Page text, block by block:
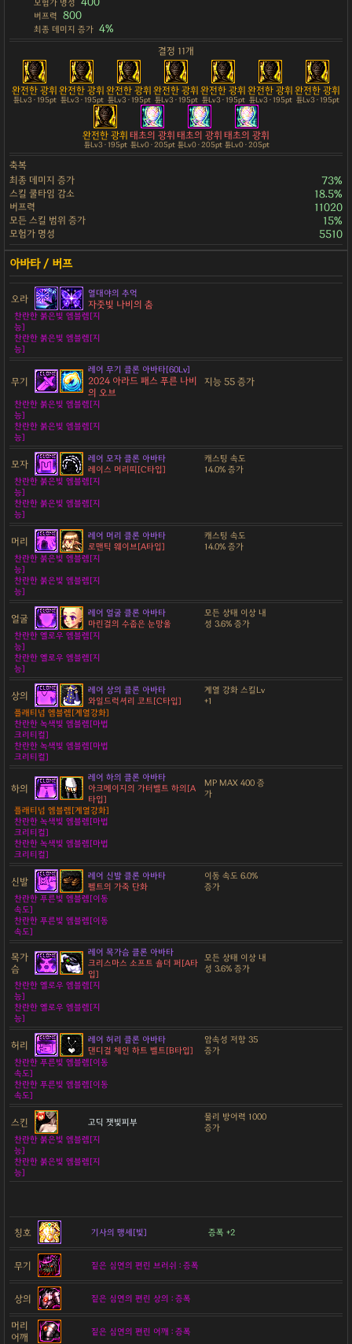
모험가 명성
버프력 800
최종 데미지 증가 4%
결정 11개
완전한 광휘
튠Lv3 · 195pt
완전한 광휘
튠Lv3 · 195pt
완전한 광휘
튠Lv3 · 195pt
완전한 광휘
튠Lv3 · 195pt
완전한 광휘
튠Lv3 · 195pt
완전한 광휘
튠Lv3 · 195pt
완전한 광휘
튠Lv3 · 195pt
완전한 광휘
튠Lv3 · 195pt
태초의 광휘
튠Lv0 · 205pt
태초의 광휘
튠Lv0 · 205pt
태초의 광휘
튠Lv0 · 205pt
축복
최종 데미지 증가
73%
스킬 쿨타임 감소 18.5%
버프력 11020
모든 스킬 범위 증가 15%
모험가 명성 5510
오라 열대야의 추억
자줏빛 나비의 춤
찬란한 붉은빛 엠블렘[지
능]
찬란한 붉은빛 엠블렘[지
능]
무기
레어 무기 클론 아바타[60Lv]
2024 아라드 패스 푸른 나비
의 오브
지능 55 증가
찬란한 붉은빛 엠블렘[지
능]
찬란한 붉은빛 엠블렘[지
능]
모자
레어 모자 클론 아바타
레이스 머리띠[C타입]
캐스팅 속도
14.0% 증가
찬란한 붉은빛 엠블렘[지
능]
찬란한 붉은빛 엠블렘[지
능]
머리
레어 머리 클론 아바타
로맨틱 웨이브[A타입]
캐스팅 속도
14.0% 증가
찬란한 붉은빛 엠블렘[지
능]
찬란한 붉은빛 엠블렘[지
능]
얼굴
레어 얼굴 클론 아바타
마린걸의 수줍은 눈망울
모든 상태 이상 내
성 3.6% 증가
찬란한 옐로우 엠블렘[지
능]
찬란한 옐로우 엠블렘[지
능]
상의
레어 상의 클론 아바타
와일드럭셔리 코트[C타입]
계열 강화 스킬Lv
+1
플래티넘 엠블렘[계열강화]
찬란한 녹색빛 엠블렘[마법
크리티컬]
찬란한 녹색빛 엠블렘[마법
크리티컬]
하의
레어 하의 클론 아바타
아크메이지의 가터벨트 하의[A
타입]
MP MAX 400 증
가
플래티넘 엠블렘[계열강화]
찬란한 녹색빛 엠블렘[마법
크리티컬]
찬란한 녹색빛 엠블렘[마법
크리티컬]
신발
레어 신발 클론 아바타
펠트의 가죽 단화
이동 속도 6.0%
증가
찬란한 푸른빛 엠블렘[이동
속도]
찬란한 푸른빛 엠블렘[이동
속도]
목가
슴
레어 목가슴 클론 아바타
크리스마스 소프트 숄더 퍼[A타
입]
모든 상태 이상 내
성 3.6% 증가
찬란한 옐로우 엠블렘[지
능]
찬란한 옐로우 엠블렘[지
능]
허리
레어 허리 클론 아바타
댄디걸 체인 하트 벨트[B타입]
암속성 저항 35
증가
찬란한 푸른빛 엠블렘[이동
속도]
찬란한 푸른빛 엠블렘[이동
속도]
스킨 고딕 잿빛피부
물리 방어력 1000
증가
찬란한 붉은빛 엠블렘[지
능]
찬란한 붉은빛 엠블렘[지
능]
칭호 기사의 맹세[빛] 증폭 +2
무기 짙은 심연의 편린 브러쉬 : 증폭
상의 짙은 심연의 편린 상의 : 증폭
머리
어깨
짙은 심연의 편린 어깨 : 증폭